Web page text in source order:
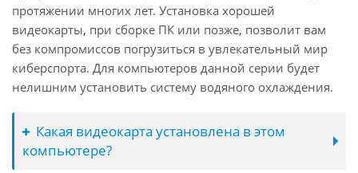
протяжении многих лет. Установка хорошей
видеокарты, при сборке ПК или позже, позволит вам
без компромиссов погрузиться в увлекательный мир
киберспорта. Для компьютеров данной серии будет
нелишним установить систему водяного охлаждения.
Какая видеокарта установлена в этом
компьютере?